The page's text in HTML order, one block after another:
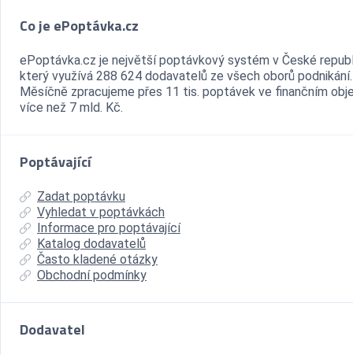
Co je ePoptávka.cz
ePoptávka.cz je největší poptávkový systém v České
který využívá 288 624 dodavatelů ze všech oborů podnikání.
Měsíčně zpracujeme přes 11 tis. poptávek ve finančním
více než 7 mld. Kč.
Poptávající
Zadat poptávku
Vyhledat v poptávkách
Informace pro poptávající
Katalog dodavatelů
Často kladené otázky
Obchodní podmínky
Dodavatel